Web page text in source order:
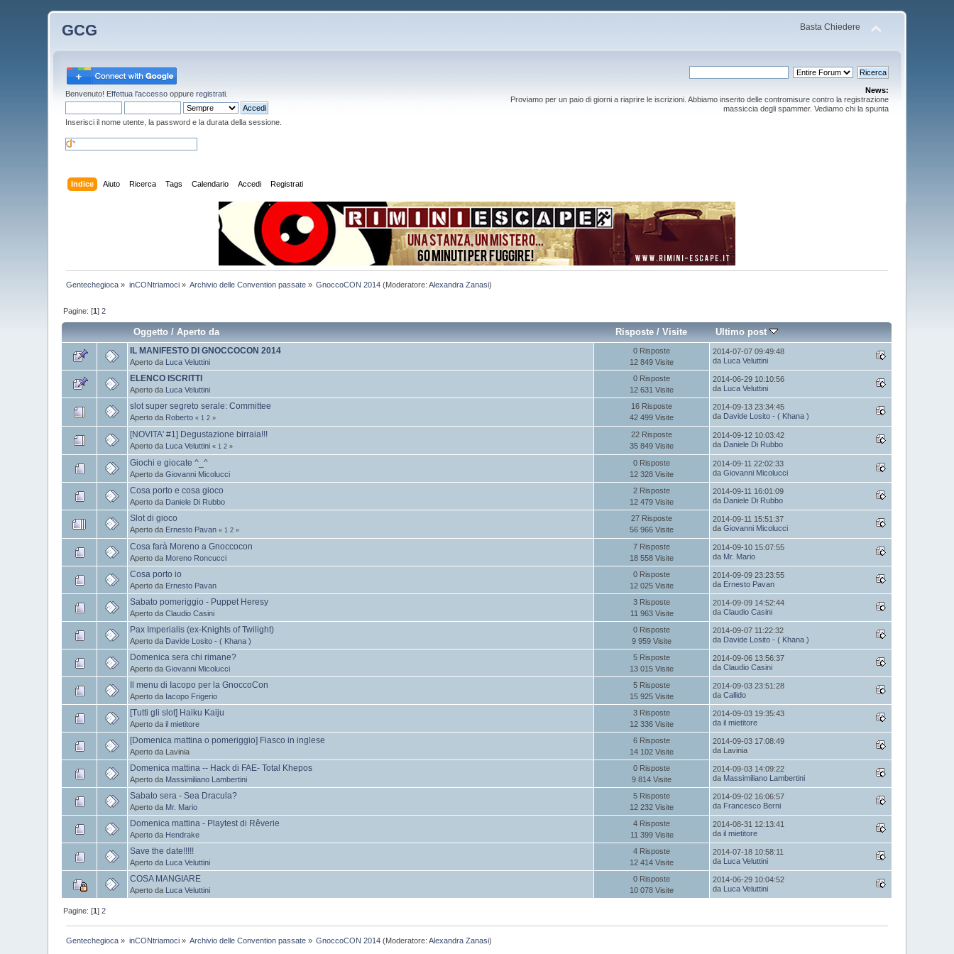
GCG Basta Chiedere
Benvenuto! Effettua l'accesso oppureregistrati
Inserisci il nome utente, la password e la durata della sessione.
News:
Proviamo per un paio di giorni a riaprire le iscrizioni. Abbiamo inserito delle contromisure contro la registrazione
massiccia degli spammer. Vediamo chi la spunta
Indice Aiuto Ricerca Tags Calendario Accedi Registrati
Gentechegioca » inCONtriamoci» Archivio delle Convention passate » GnoccoCON 2014 (Moderatore:Alexandra Zanasi)
Pagine: [1]2
Oggetto /Aperto da Risposte /Visite Ultimo post
IL MANIFESTO DI GNOCCOCON 2014
Aperto da Luca Veluttini
0 Risposte
12 849 Visite
2014-07-07 09:49:48
da Luca Veluttini
ELENCO ISCRITTI
Aperto da Luca Veluttini
0 Risposte
12 631 Visite
2014-06-29 10:10:56
da Luca Veluttini
slot super segreto serale: Committee
Aperto da Roberto « 1 2 »
16 Risposte
42 499 Visite
2014-09-13 23:34:45
da Davide Losito - ( Khana )
[NOVITA' #1] Degustazione birraia!!!
Aperto da Luca Veluttini « 1 2 »
22 Risposte
35 849 Visite
2014-09-12 10:03:42
da Daniele Di Rubbo
Giochi e giocate ^_^
Aperto daGiovanni Micolucci
0 Risposte
12 328 Visite
2014-09-11 22:02:33
daGiovanni Micolucci
Cosa porto e cosa gioco
Aperto da Daniele Di Rubbo
2 Risposte
12 479 Visite
2014-09-11 16:01:09
da Daniele Di Rubbo
Slot di gioco
Aperto da Ernesto Pavan « 1 2 »
27 Risposte
56 966 Visite
2014-09-11 15:51:37
daGiovanni Micolucci
Cosa farà Moreno a Gnoccocon
Aperto da Moreno Roncucci
7 Risposte
18 558 Visite
2014-09-10 15:07:55
da Mr. Mario
Cosa porto io
Aperto da Ernesto Pavan
0 Risposte
12 025 Visite
2014-09-09 23:23:55
da Ernesto Pavan
Sabato pomeriggio - Puppet Heresy
Aperto daClaudio Casini
3 Risposte
11 963 Visite
2014-09-09 14:52:44
daClaudio Casini
Pax Imperialis (ex-Knights of Twilight)
Aperto da Davide Losito - ( Khana )
0 Risposte
9 959 Visite
2014-09-07 11:22:32
da Davide Losito - ( Khana )
Domenica sera chi rimane?
Aperto daGiovanni Micolucci
5 Risposte
13 015 Visite
2014-09-06 13:56:37
daClaudio Casini
Il menu di Iacopo per la GnoccoCon
Aperto da Iacopo Frigerio
5 Risposte
15 925 Visite
2014-09-03 23:51:28
daCallido
[Tutti gli slot] Haiku Kaiju
Aperto dail mietitore
3 Risposte
12 336 Visite
2014-09-03 19:35:43
dail mietitore
[Domenica mattina o pomeriggio] Fiasco in inglese
Aperto da Lavinia
6 Risposte
14 102 Visite
2014-09-03 17:08:49
da Lavinia
Domenica mattina -- Hack di FAE- Total Khepos
Aperto da Massimiliano Lambertini
0 Risposte
9 814 Visite
2014-09-03 14:09:22
da Massimiliano Lambertini
Sabato sera - Sea Dracula?
Aperto da Mr. Mario
5 Risposte
12 232 Visite
2014-09-02 16:06:57
da Francesco Berni
Domenica mattina - Playtest di Rêverie
Aperto da Hendrake
4 Risposte
11 399 Visite
2014-08-31 12:13:41
dail mietitore
Save the date!!!!!
Aperto da Luca Veluttini
4 Risposte
12 414 Visite
2014-07-18 10:58:11
da Luca Veluttini
COSA MANGIARE
Aperto da Luca Veluttini
0 Risposte
10 078 Visite
2014-06-29 10:04:52
da Luca Veluttini
Pagine: [1]2
Gentechegioca » inCONtriamoci» Archivio delle Convention passate » GnoccoCON 2014 (Moderatore:Alexandra Zanasi)